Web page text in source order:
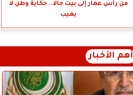
من رأس عمار إلى بيت جالا.. حكاية وطن لا
يغيب
أهم الأخبار